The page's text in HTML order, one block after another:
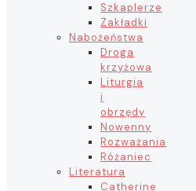
Szkaplerze
Zakładki
Nabożeństwa
Droga
krzyżowa
Liturgia
i
obrzędy
Nowenny
Rozważania
Różaniec
Literatura
Catherine